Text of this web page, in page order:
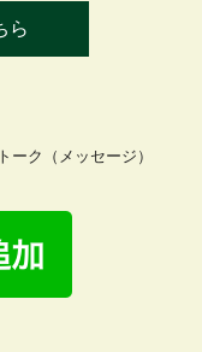
ら
ーク（メッセージ）